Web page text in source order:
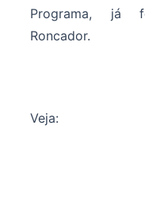
Programa, já
Roncador.
Veja: